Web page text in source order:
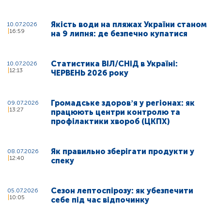
10.07.2026
16:59
Якість води на пляжах України станом
на 9 липня: де безпечно купатися
10.07.2026
12:13
Статистика ВІЛ/СНІД в Україні:
ЧЕРВЕНЬ 2026 року
09.07.2026
13:27
Громадське здоровʼя у регіонах: як
працюють центри контролю та
профілактики хвороб (ЦКПХ)
08.07.2026
12:40
Як правильно зберігати продукти у
спеку
05.07.2026
10:05
Сезон лептоспірозу: як убезпечити
себе під час відпочинку